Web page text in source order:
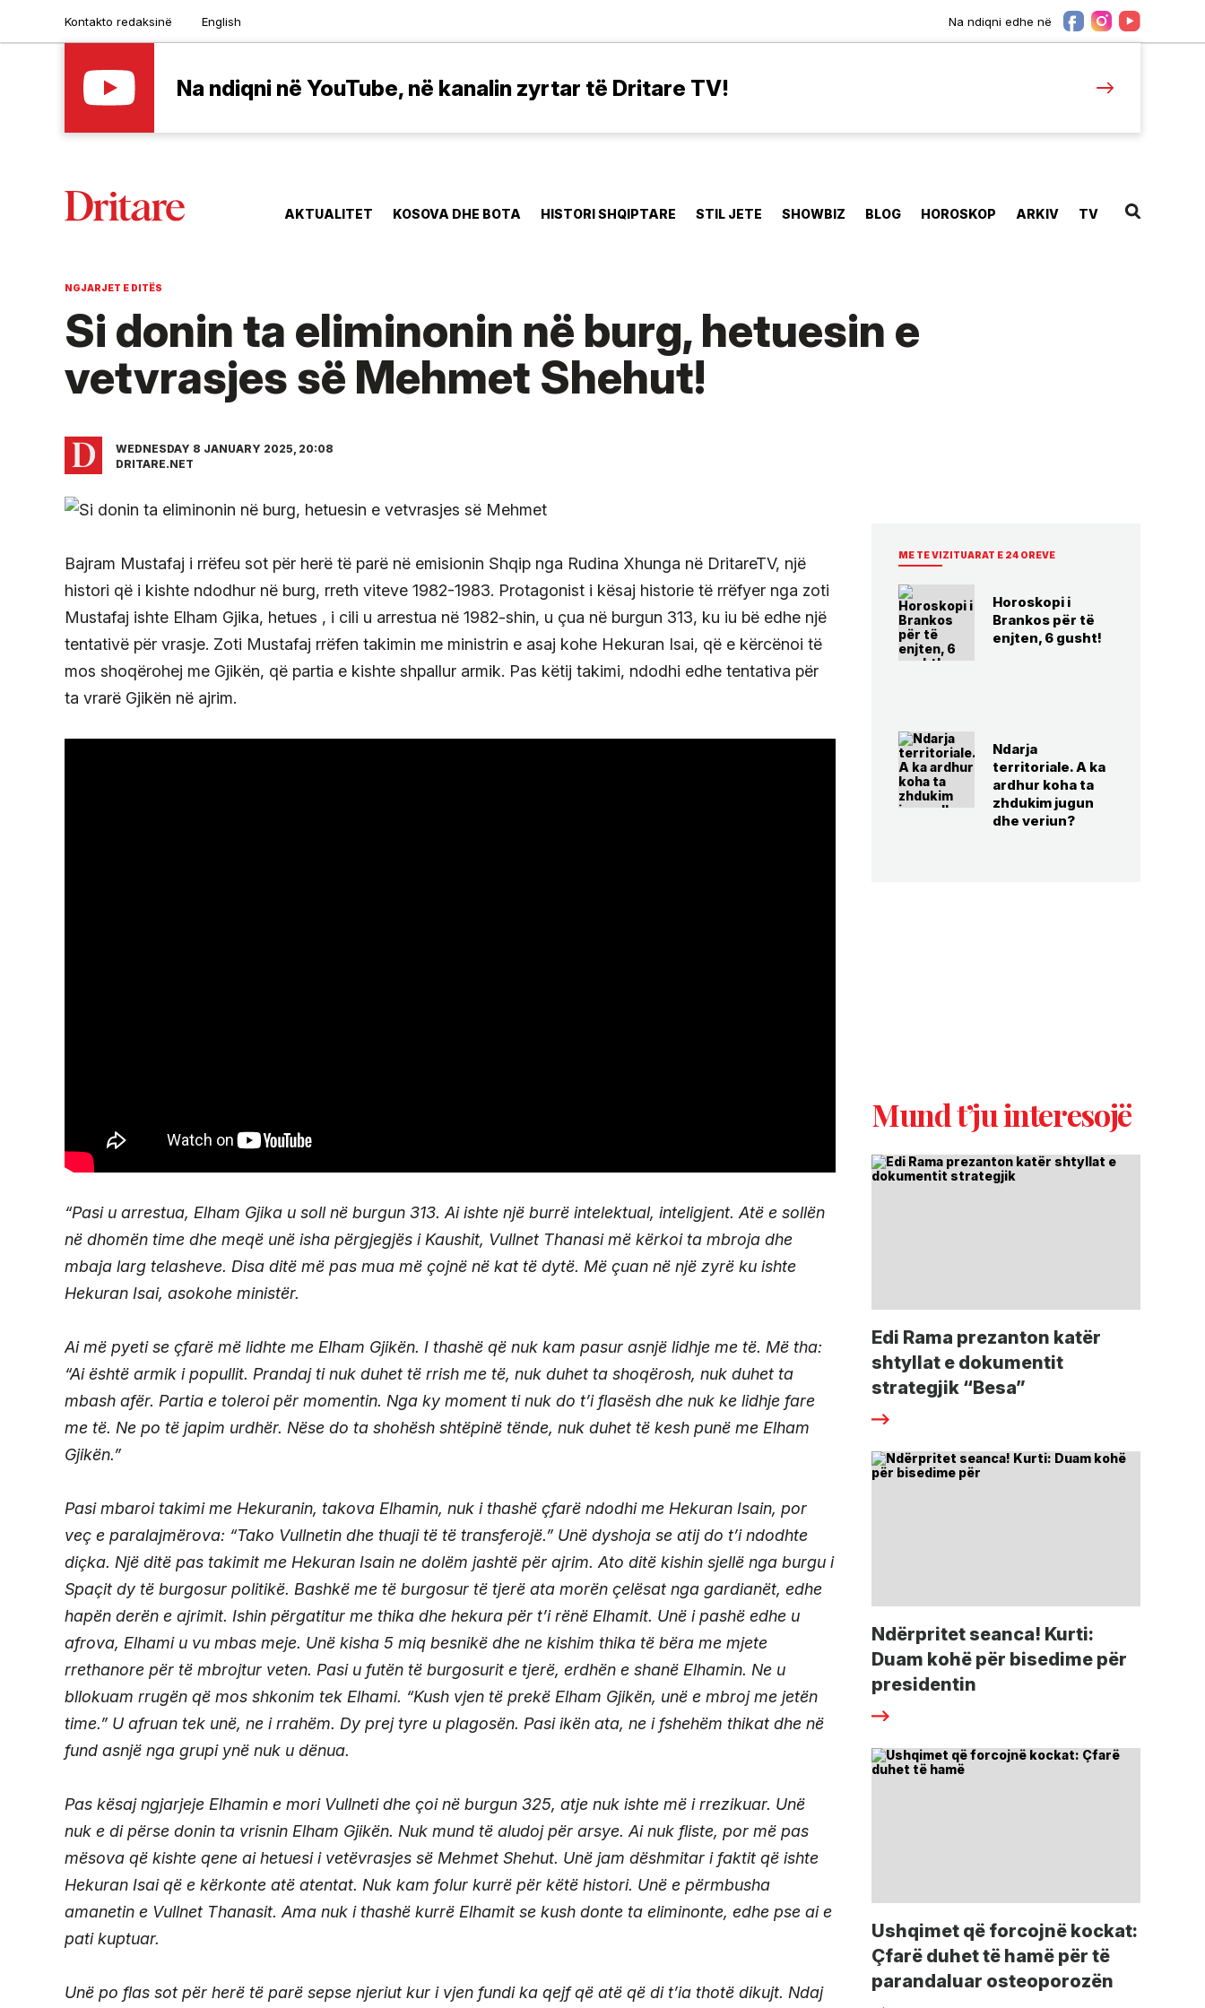
Kontakto redaksinë English Na ndiqni edhe në
Na ndiqni në YouTube, në kanalin zyrtar të Dritare TV!
AKTUALITET KOSOVA DHE BOTA HISTORI SHQIPTARE STIL JETE SHOWBIZ BLOG HOROSKOP ARKIV TV
NGJARJET E DITËS
Si donin ta eliminonin në burg, hetuesin e
vetvrasjes së Mehmet Shehut!
WEDNESDAY 8 JANUARY 2025, 20:08
DRITARE.NET
Bajram Mustafaj i rrëfeu sot për herë të parë në emisionin Shqip nga Rudina Xhunga në DritareTV, një
histori që i kishte ndodhur në burg, rreth viteve 1982-1983. Protagonist i kësaj historie të rrëfyer nga zoti
Mustafaj ishte Elham Gjika, hetues , i cili u arrestua në 1982-shin, u çua në burgun 313, ku iu bë edhe një
tentativë për vrasje. Zoti Mustafaj rrëfen takimin me ministrin e asaj kohe Hekuran Isai, që e kërcënoi të
mos shoqërohej me Gjikën, që partia e kishte shpallur armik. Pas këtij takimi, ndodhi edhe tentativa për
ta vrarë Gjikën në ajrim.
“Pasi u arrestua, Elham Gjika u soll në burgun 313. Ai ishte një burrë intelektual, inteligjent. Atë e sollën
në dhomën time dhe meqë unë isha përgjegjës i Kaushit, Vullnet Thanasi më kërkoi ta mbroja dhe
mbaja larg telasheve. Disa ditë më pas mua më çojnë në kat të dytë. Më çuan në një zyrë ku ishte
Hekuran Isai, asokohe ministër.
Ai më pyeti se çfarë më lidhte me Elham Gjikën. I thashë që nuk kam pasur asnjë lidhje me të. Më tha:
“Ai është armik i popullit. Prandaj ti nuk duhet të rrish me të, nuk duhet ta shoqërosh, nuk duhet ta
mbash afër. Partia e toleroi për momentin. Nga ky moment ti nuk do t’i flasësh dhe nuk ke lidhje fare
me të. Ne po të japim urdhër. Nëse do ta shohësh shtëpinë tënde, nuk duhet të kesh punë me Elham
Gjikën.”
Pasi mbaroi takimi me Hekuranin, takova Elhamin, nuk i thashë çfarë ndodhi me Hekuran Isain, por
veç e paralajmërova: “Tako Vullnetin dhe thuaji të të transferojë.” Unë dyshoja se atij do t’i ndodhte
diçka. Një ditë pas takimit me Hekuran Isain ne dolëm jashtë për ajrim. Ato ditë kishin sjellë nga burgu i
Spaçit dy të burgosur politikë. Bashkë me të burgosur të tjerë ata morën çelësat nga gardianët, edhe
hapën derën e ajrimit. Ishin përgatitur me thika dhe hekura për t’i rënë Elhamit. Unë i pashë edhe u
afrova, Elhami u vu mbas meje. Unë kisha 5 miq besnikë dhe ne kishim thika të bëra me mjete
rrethanore për të mbrojtur veten. Pasi u futën të burgosurit e tjerë, erdhën e shanë Elhamin. Ne u
bllokuam rrugën që mos shkonim tek Elhami. “Kush vjen të prekë Elham Gjikën, unë e mbroj me jetën
time.” U afruan tek unë, ne i rrahëm. Dy prej tyre u plagosën. Pasi ikën ata, ne i fshehëm thikat dhe në
fund asnjë nga grupi ynë nuk u dënua.
Pas kësaj ngjarjeje Elhamin e mori Vullneti dhe çoi në burgun 325, atje nuk ishte më i rrezikuar. Unë
nuk e di përse donin ta vrisnin Elham Gjikën. Nuk mund të aludoj për arsye. Ai nuk fliste, por më pas
mësova që kishte qene ai hetuesi i vetëvrasjes së Mehmet Shehut. Unë jam dëshmitar i faktit që ishte
Hekuran Isai që e kërkonte atë atentat. Nuk kam folur kurrë për këtë histori. Unë e përmbusha
amanetin e Vullnet Thanasit. Ama nuk i thashë kurrë Elhamit se kush donte ta eliminonte, edhe pse ai e
pati kuptuar.
Unë po flas sot për herë të parë sepse njeriut kur i vjen fundi ka qejf që atë që di t’ia thotë dikujt. Ndaj
ME TE VIZITUARAT E 24 OREVE
Horoskopi i
Brankos për të
enjten, 6 gusht!
Ndarja
territoriale. A ka
ardhur koha ta
zhdukim jugun
dhe veriun?
Mund t’ju interesojë
Edi Rama prezanton katër
shtyllat e dokumentit
strategjik “Besa”
Ndërpritet seanca! Kurti:
Duam kohë për bisedime për
presidentin
Ushqimet që forcojnë kockat:
Çfarë duhet të hamë për të
parandaluar osteoporozën